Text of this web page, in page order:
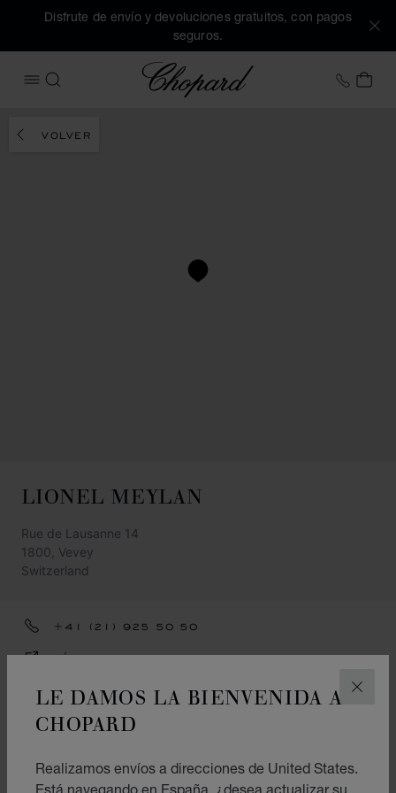
LE DAMOS LA BIENVENIDA A
CHOPARD
Realizamos envíos a direcciones de United States.
Está navegando en España, ¿desea actualizar su
Disfrute de envío y devoluciones gratuitos, con pagos
seguros.
ABRIR MENÚ
BUSCAR
Chopard +34
MI
VOLVER
LIONEL MEYLAN
Rue de Lausanne 14
1800, Vevey
Switzerland
+41 (21) 925 50 50
CÓMO LLEGAR
CATEGORÍAS
Reloj
Joyas